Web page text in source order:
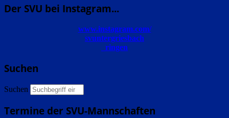
Der SVU bei Instagram...
www.instagram.com/
svuntergriesbach
_ringen
Suchen
Suchen
Termine der SVU-Mannschaften